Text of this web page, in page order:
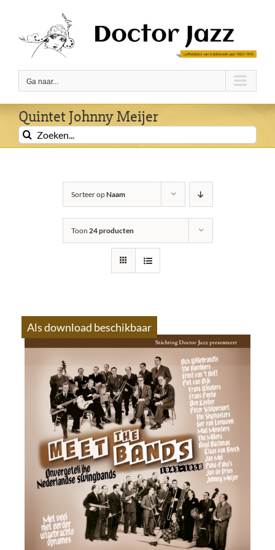
inhoud
Ga naar...
Quintet Johnny Meijer
Zoeken
naar:
Sorteer opNaam
Toon 24 producten
Als download beschikbaar